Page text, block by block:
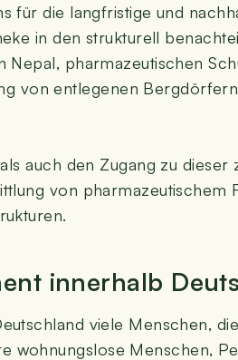
für die lang­fris­ti­ge und
in den struk­tu­rell
phar­ma­zeu­ti­schen
von ent­le­ge­nen
auch den Zugang zu
von phar­ma­zeu­ti­schem
inner­halb
vie­le Men­schen,
woh­nungs­lo­se Men­schen,